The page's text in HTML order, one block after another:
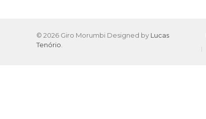
© 2026 Giro Morumbi Designed by Lucas
Tenório